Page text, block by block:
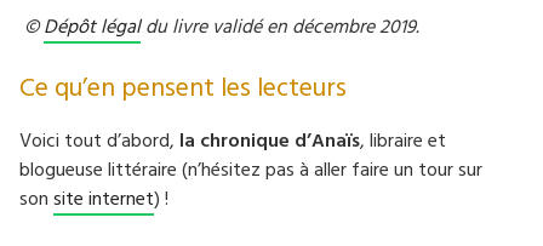
©Dépôt légaldu livre validé en décembre 2019.
Ce qu’en pensent les lecteurs
Voici tout d’abord, la chronique d’Anaïs, libraire et
blogueuse littéraire (n’hésitez pas à aller faire un tour sur
sonsite internet) !